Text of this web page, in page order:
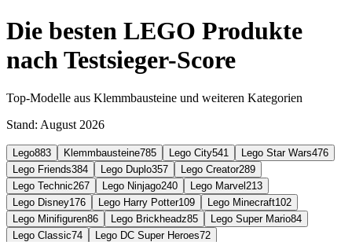
Die besten LEGO Produkte
nach Testsieger-Score
Top-Modelle aus Klemmbausteine und weiteren Kategorien
Stand: August 2026
Lego883 Klemmbausteine785 Lego City541 Lego Star Wars476
Lego Friends384 Lego Duplo357 Lego Creator289
Lego Technic267 Lego Ninjago240 Lego Marvel 213
Lego Disney176 Lego Harry Potter109 Lego Minecraft102
Lego Minifiguren86 Lego Brickheadz85 Lego Super Mario84
Lego Classic74 Lego DC Super Heroes72